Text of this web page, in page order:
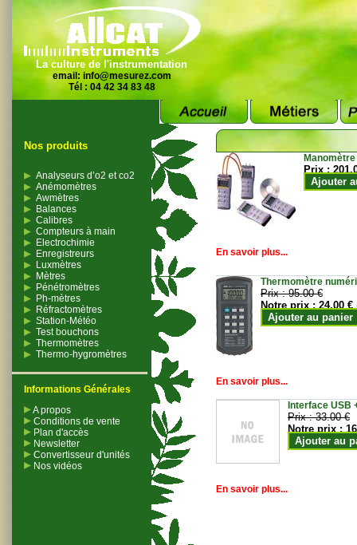
La culture de l'instrumentation
email: info@mesurez.com
Tél : 04 42 34 83 48
Nos produits
Analyseurs d’o2 et co2
Anémomètres
Awmètres
Balances
Calibres
Compteurs à main
Electrochimie
Enregistreurs
Luxmètres
Mètres
Pénétromètres
Ph-mètres
Réfractomètres
Station-Météo
Test bouchons
Thermomètres
Thermo-hygromètres
Informations Générales
A propos
Conditions de vente
Plan d'accès
Newsletter
Convertisseur d'unités
Nos vidéos
Prix :
Ajouter
En savoir plus...
Thermomètre
Prix :95.00 €
Notre prix :24.00 €
Ajouter au panier
En savoir plus...
Interface USB
Prix :33.00 €
Notre prix :
Ajouter au
En savoir plus...